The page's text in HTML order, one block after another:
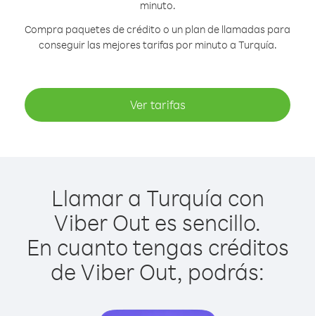
minuto.
Compra paquetes de crédito o un plan de llamadas para
conseguir las mejores tarifas por minuto a Turquía.
Ver tarifas
Llamar a Turquía con
Viber Out es sencillo.
En cuanto tengas créditos
de Viber Out, podrás: